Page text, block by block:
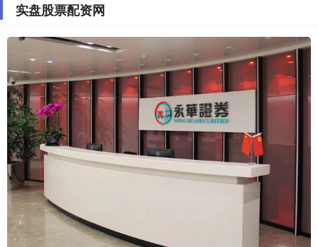
实盘股票配资网